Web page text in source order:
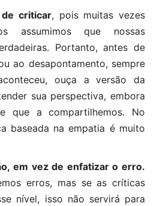
criticar, pois muitas vezes
assumimos que nossas
Portanto, antes de
ao desapontamento, sempre
ouça a versão da
sua perspectiva, embora
que a compartilhemos. No
baseada na empatia é muito
em vez de enfatizar o erro.
erros, mas se as críticas
nível, isso não servirá para